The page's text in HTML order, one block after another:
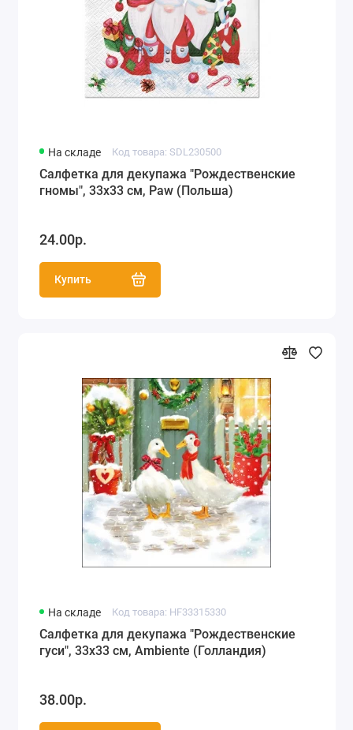
На складе Код товара: SDL230500
Салфетка для декупажа "Рождественские
гномы", 33х33 см, Paw (Польша)
24.00р.
Купить
На складе Код товара: HF33315330
Салфетка для декупажа "Рождественские
гуси", 33х33 см, Ambiente (Голландия)
38.00р.